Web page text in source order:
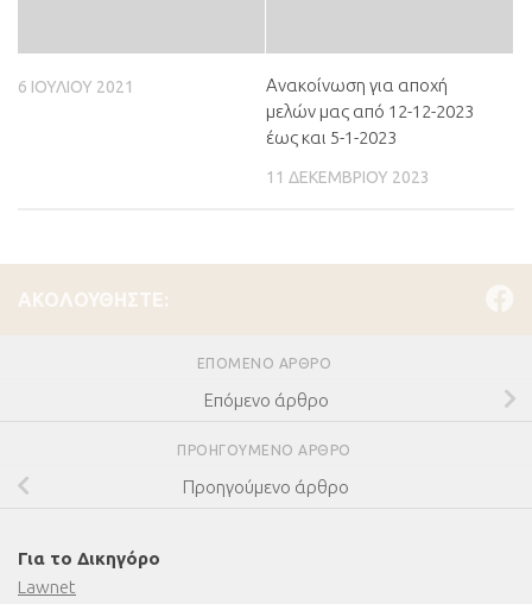
6 ΙΟΥΛΊΟΥ 2021
Ανακοίνωση για αποχή
μελών μας από 12-12-2023
έως και 5-1-2023
11 ΔΕΚΕΜΒΡΊΟΥ 2023
ΑΚΟΛΟΥΘΉΣΤΕ:
ΕΠΌΜΕΝΟ ΆΡΘΡΟ
Επόμενο άρθρο
ΠΡΟΗΓΟΎΜΕΝΟ ΆΡΘΡΟ
Προηγούμενο άρθρο
Για το Δικηγόρο
Lawnet